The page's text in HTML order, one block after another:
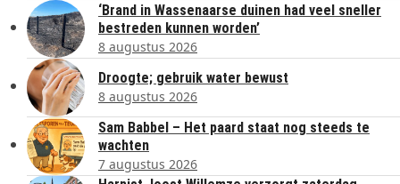
‘Brand in Wassenaarse duinen had veel sneller
bestreden kunnen worden’
8 augustus 2026
Droogte; gebruik water bewust
8 augustus 2026
Sam Babbel – Het paard staat nog steeds te
wachten
7 augustus 2026